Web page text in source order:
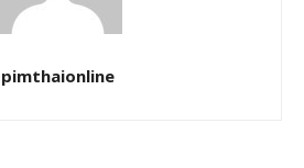
pimthaionline